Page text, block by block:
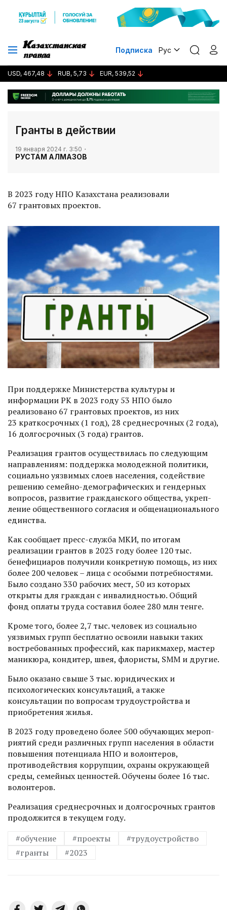
Подписка Рус
USD, 467,48 RUB, 5,73 EUR, 539,52
Гранты в действии
19 января 2024 г. 3:50
РУСТАМ АЛМАЗОВ
В 2023 году НПО Казахстана реализовали
67 грантовых проектов.
При поддержке Министерства культуры и
информации РК в 2023 году 53 НПО было
реализовано 67 грантовых проектов, из них
23 краткосрочных (1 год), 28 среднесрочных (2 года),
16 долго­срочных (3 года) грантов.
Реализация грантов осуществилась по следующим
направлениям: поддерж­ка молодежной политики,
социально уязвимых слоев населения, содействие
решению семейно-демографичес­ких и гендерных
вопросов, развитие граж­данского общества, укреп­
ление общественного согласия и общенацио­нального
единства.
Как сообщает пресс-служба МКИ, по итогам
реализации грантов в 2023 году более 120 тыс.
бенефициаров получили конкретную помощь, из них
более 200 человек – лица с особыми потребнос­тями.
Было создано 330 рабочих мест, 50 из которых
открыты для граждан с инвалидностью. Общий
фонд оплаты труда сос­тавил более 280 млн тенге.
Кроме того, более 2,7 тыс. человек из социально
уязвимых групп бесплатно освоили навыки таких
востребованных профессий, как парикмахер, мастер
маникюра, кондитер, швея, флористы, SMM и другие.
Было оказано свыше 3 тыс. юридичес­ких и
психологичес­ких консультаций, а также
консультации по вопросам трудоустройства и
приобретения жилья.
В 2023 году проведено более 500 обу­чающих мероп­
риятий среди различных групп населения в области
повышения потенциала НПО и волонтеров,
противодействия коррупции, охраны окружающей
среды, семейных ценностей. Обучены более 16 тыс.
волонтеров.
Реализация среднесрочных и долгосрочных грантов
продолжится в текущем году.
#обучение
#проекты
#трудоустройство
#гранты
#2023